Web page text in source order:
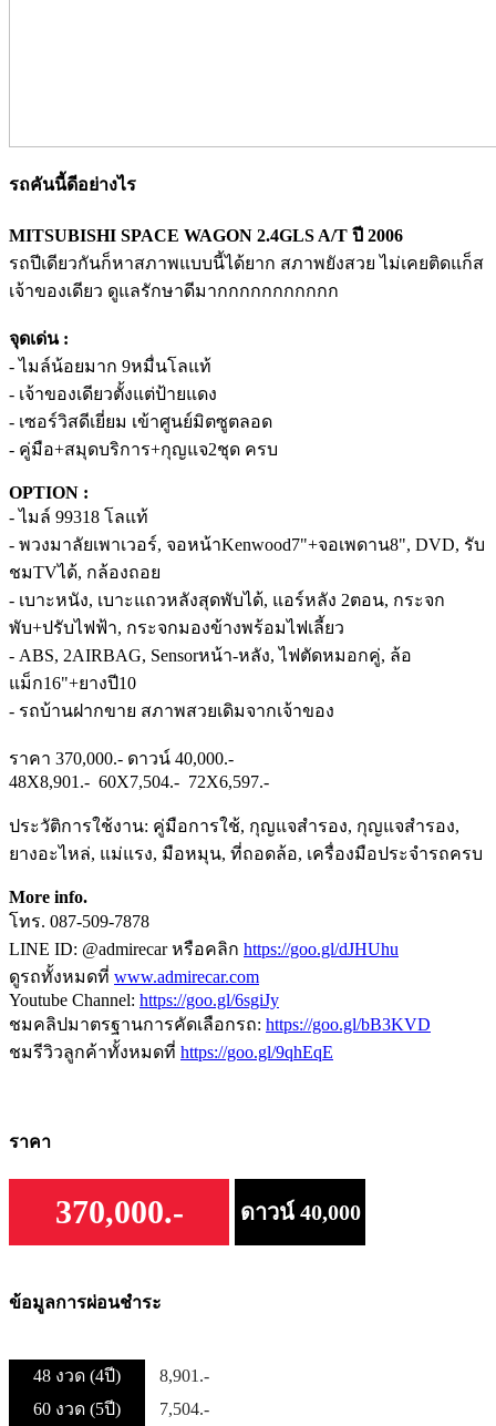
รถคันนี้ดีอย่างไร
MITSUBISHI SPACE WAGON 2.4GLS A/T ปี 2006
รถปีเดียวกันก็หาสภาพแบบนี้ได้ยาก สภาพยังสวย ไม่เคยติดแก็ส
เจ้าของเดียว ดูแลรักษาดีมากกกกกกกกกกก
จุดเด่น :
- ไมล์น้อยมาก 9หมื่นโลแท้
- เจ้าของเดียวตั้งแต่ป้ายแดง
- เซอร์วิสดีเยี่ยม เข้าศูนย์มิตซูตลอด
- คู่มือ+สมุดบริการ+กุญแจ2ชุด ครบ
OPTION :
- ไมล์ 99318 โลแท้
- พวงมาลัยเพาเวอร์, จอหน้าKenwood7"+จอเพดาน8", DVD, รับ
ชมTVได้, กล้องถอย
- เบาะหนัง, เบาะแถวหลังสุดพับได้, แอร์หลัง 2ตอน, กระจก
พับ+ปรับไฟฟ้า, กระจกมองข้างพร้อมไฟเลี้ยว
- ABS, 2AIRBAG, Sensorหน้า-หลัง, ไฟตัดหมอกคู่, ล้อ
แม็ก16"+ยางปี10
- รถบ้านฝากขาย สภาพสวยเดิมจากเจ้าของ
ราคา 370,000.- ดาวน์ 40,000.-
48X8,901.- 60X7,504.- 72X6,597.-
ประวัติการใช้งาน: คู่มือการใช้, กุญแจสำรอง, กุญแจสำรอง,
ยางอะไหล่, แม่แรง, มือหมุน, ที่ถอดล้อ, เครื่องมือประจำรถครบ
More info.
โทร. 087-509-7878
LINE ID: @admirecar หรือคลิก https://goo.gl/dJHUhu
ดูรถทั้งหมดที่ www.admirecar.com
Youtube Channel: https://goo.gl/6sgiJy
ชมคลิปมาตรฐานการคัดเลือกรถ: https://goo.gl/bB3KVD
ชมรีวิวลูกค้าทั้งหมดที่ https://goo.gl/9qhEqE
ราคา
370,000.- ดาวน์ 40,000
ข้อมูลการผ่อนชำระ
48 งวด (4ปี)
8,901.-
60 งวด (5ปี)
7,504.-